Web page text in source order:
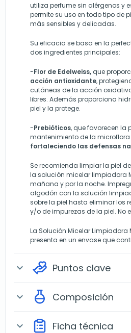
utiliza perfume sin alérgenos y
permite su uso en todo tipo de
más sensibles y delicadas.
Su eficacia se basa en la
dos ingredientes principales:
-Flor de Edelweiss, que
acción antioxidante,
cutáneas de la acción
libres. Además proporciona
piel y la protege.
-Prebióticos, que favorecen la
mantenimiento de la
fortaleciendo las defensas
Se recomienda limpiar la piel
la solución micelar limpiadora
mañana y por la noche.
algodón con la solución
sobre la piel hasta eliminar los
y/o de impurezas de la piel. No
La Solución Micelar Limpiadora
presenta en un envase que
expand_more Puntos clave
expand_more Composición
expand_more Ficha técnica